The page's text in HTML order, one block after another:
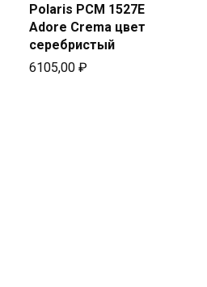
Подробней
Polaris PCM 1527E
Adore Crema цвет
серебристый
6105,00 ₽